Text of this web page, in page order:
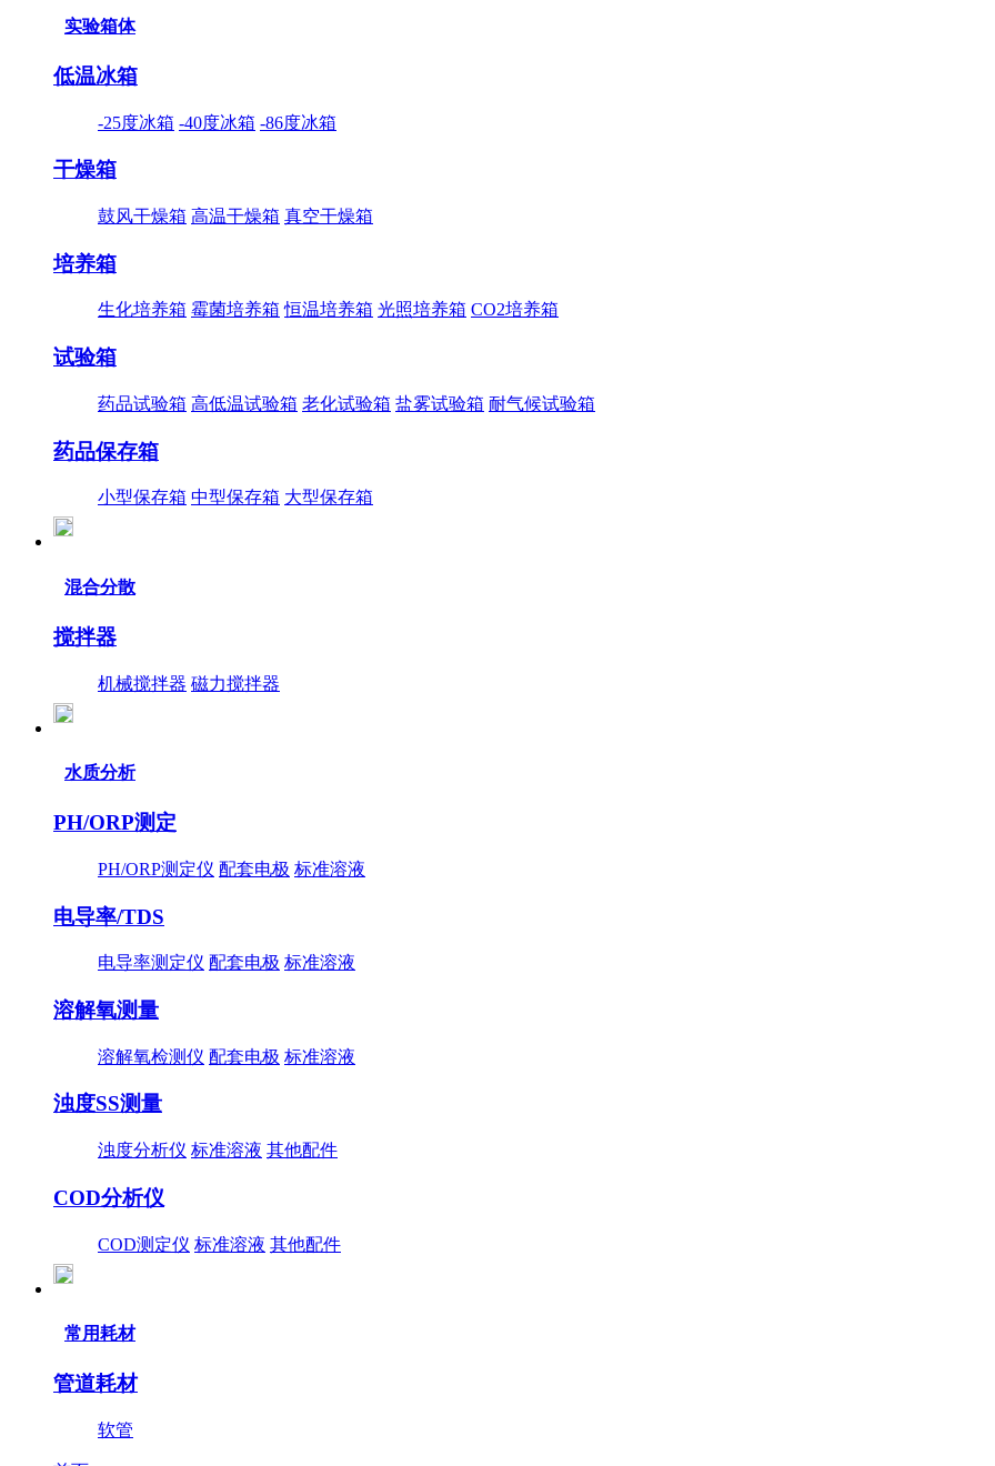
实验箱体
低温冰箱
-25度冰箱 -40度冰箱 -86度冰箱
干燥箱
鼓风干燥箱 高温干燥箱 真空干燥箱
培养箱
生化培养箱 霉菌培养箱 恒温培养箱 光照培养箱 CO2培养箱
试验箱
药品试验箱 高低温试验箱 老化试验箱 盐雾试验箱 耐气候试验箱
药品保存箱
小型保存箱 中型保存箱 大型保存箱
混合分散
搅拌器
机械搅拌器 磁力搅拌器
水质分析
PH/ORP测定
PH/ORP测定仪 配套电极 标准溶液
电导率/TDS
电导率测定仪 配套电极 标准溶液
溶解氧测量
溶解氧检测仪 配套电极 标准溶液
浊度SS测量
浊度分析仪 标准溶液 其他配件
COD分析仪
COD测定仪 标准溶液 其他配件
常用耗材
管道耗材
软管